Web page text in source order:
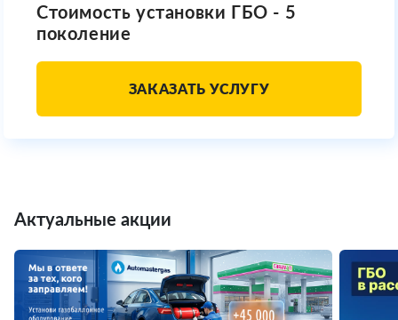
Стоимость установки ГБО - 5
поколение
ЗАКАЗАТЬ УСЛУГУ
Актуальные акции